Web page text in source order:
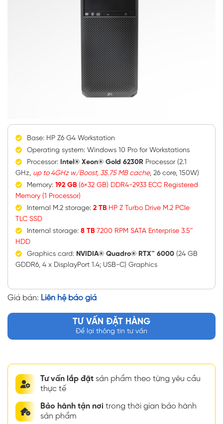
Base: HP Z6 G4 Workstation
Operating system: Windows 10 Pro for Workstations
Processor: Intel® Xeon® Gold 6230RProcessor (2.1
GHz, up to 4GHz w/Boost, 35.75 MB cache, 26 core, 150W)
Memory: 192 GB(6×32 GB) DDR4-2933 ECC Registered
Memory (1 Processor)
Internal M.2 storage:2 TBHP Z Turbo Drive M.2 PCIe
TLC SSD
Internal storage: 8 TB7200 RPM SATA Enterprise 3.5″
HDD
Graphics card: NVIDIA® Quadro® RTX™ 6000(24 GB
GDDR6, 4 x DisplayPort 1.4; USB-C) Graphics
Giá bán: Liên hệ báo giá
TƯ VẤN ĐẶT HÀNG
Để lại thông tin tư vấn
Tư vấn lắp đặt sản phẩm theo từng yêu cầu
thực tế
Bảo hành tận nơi trong thời gian bảo hành
sản phẩm